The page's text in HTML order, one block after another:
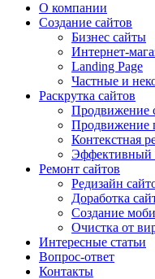
О компании
Создание сайтов
Бизнес сайты
Интернет-
Landing Page
Частные и
Раскрутка сайтов
Продвижение
Продвижение
Контекстная
Эффективный
Ремонт сайтов
Редизайн
Доработка
Создание
Очистка от
Интересные статьи
Вопрос-ответ
Контакты